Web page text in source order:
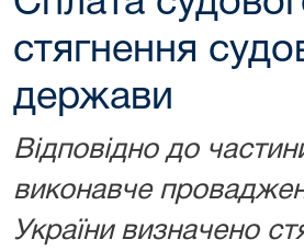
стягнення
держави
Відповідно до
виконавче
України визначено